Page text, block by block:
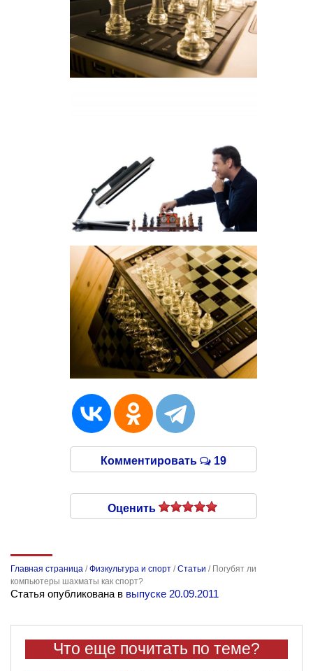
Комментировать 19
Оценить
Главная страница /Физкультура и спорт /Статьи / Погубят ли
компьютеры шахматы как спорт?
Статья опубликована в выпуске 20.09.2011
Что еще почитать по теме?